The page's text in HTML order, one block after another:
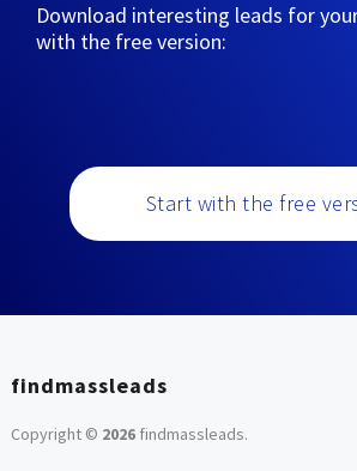
Download interesting leads for
with the free version:
Start with the free
findmassleads
Copyright © 2026findmassleads.